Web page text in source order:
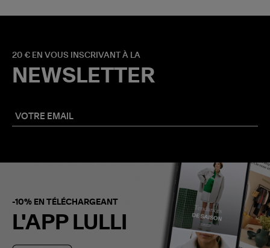
20 € EN VOUS INSCRIVANT À LA
NEWSLETTER
-10% EN TÉLÉCHARGEANT
L'APP LULLI